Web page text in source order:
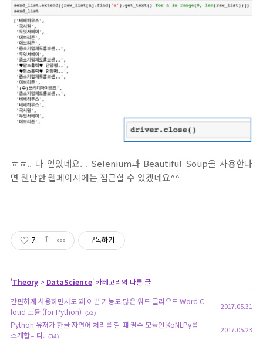
ㅎㅎ.. 다 얻었네요. . Selenium과 Beautiful Soup을 사용한다
면 웬만한 웹페이지에는 접근할 수 있겠네요^^
7 구독하기
'Theory > DataScience' 카테고리의 다른 글
간편하게 사용하면서도 꽤 이쁜 기능도 많은 워드 클라우드 Word C
loud 모듈 (for Python)
(52)
2017.05.31
Python 유저가 한글 자연어 처리를 할 때 필수 모듈인 KoNLPy를
소개합니다. (34)
2017.05.23